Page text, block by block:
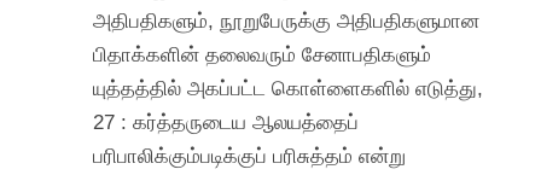
அதிபதிகளும், நூறுபேருக்கு அதிபதிகளுமான
பிதாக்களின் தலைவரும் சேனாபதிகளும்
யுத்தத்தில் அகப்பட்ட கொள்ளைகளில் எடுத்து,
27 : கர்த்தருடைய ஆலயத்தைப்
பரிபாலிக்கும்படிக்குப் பரிசுத்தம் என்று